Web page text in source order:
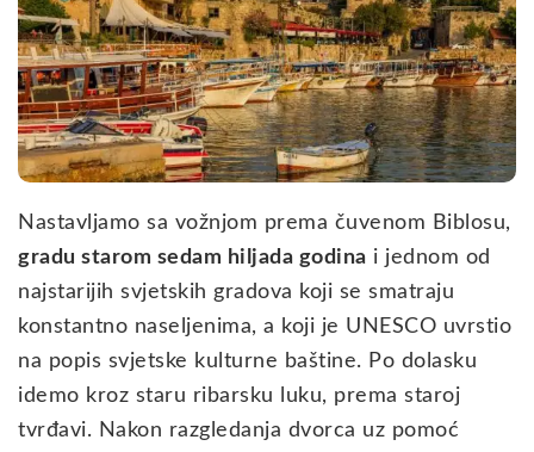
Nastavljamo sa vožnjom prema čuvenom Biblosu,
gradu starom sedam hiljada godina i jednom od
najstarijih svjetskih gradova koji se smatraju
konstantno naseljenima, a koji je UNESCO uvrstio
na popis svjetske kulturne baštine. Po dolasku
idemo kroz staru ribarsku luku, prema staroj
tvrđavi. Nakon razgledanja dvorca uz pomoć